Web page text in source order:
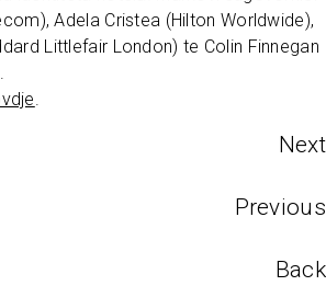
Adela Cristea (Hilton Worldwide),
Littlefair London) te Colin Finnegan
Next
Previous
Back